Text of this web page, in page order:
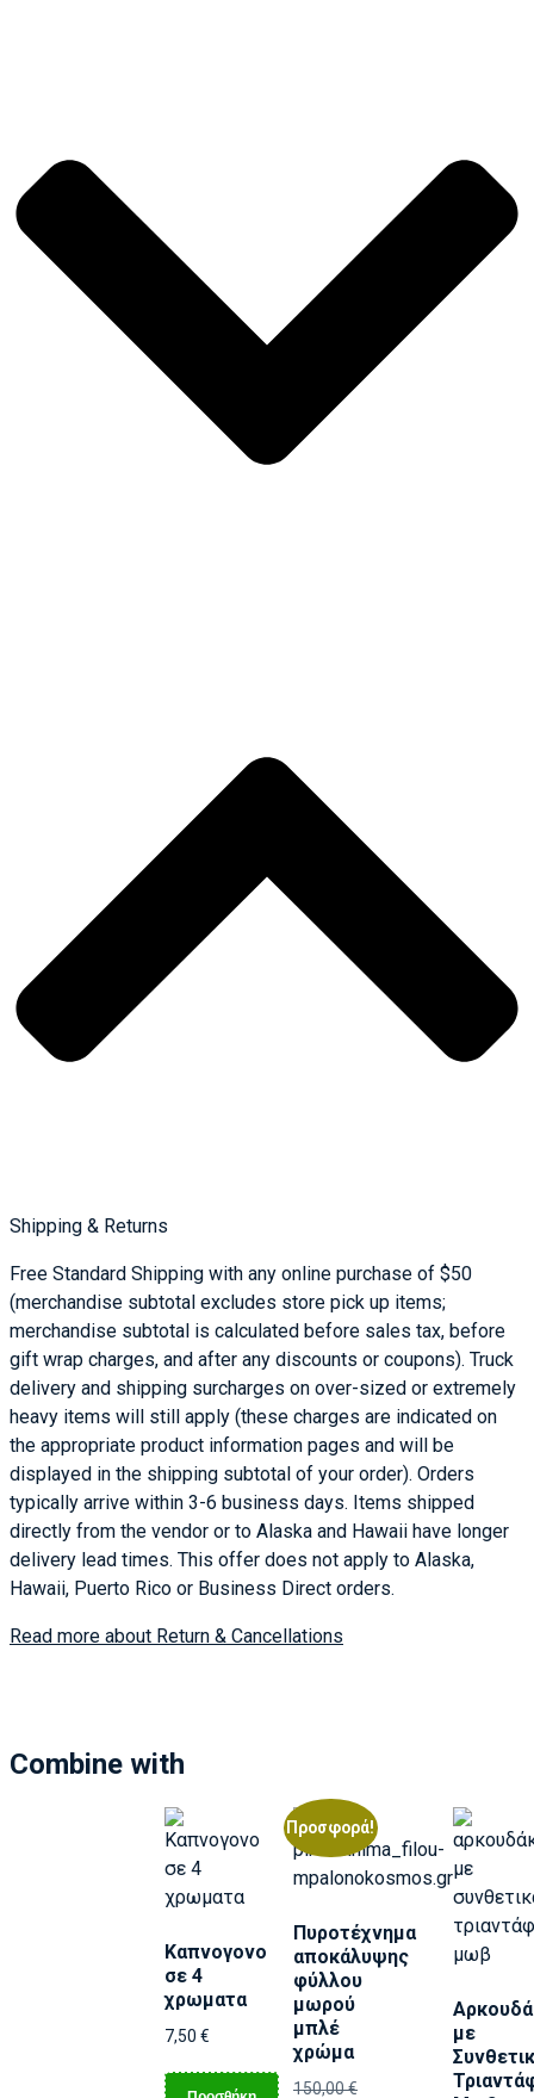
Shipping & Returns
Free Standard Shipping with any online purchase of $50
(merchandise subtotal excludes store pick up items;
merchandise subtotal is calculated before sales tax, before
gift wrap charges, and after any discounts or coupons). Truck
delivery and shipping surcharges on over-sized or extremely
heavy items will still apply (these charges are indicated on
the appropriate product information pages and will be
displayed in the shipping subtotal of your order). Orders
typically arrive within 3-6 business days. Items shipped
directly from the vendor or to Alaska and Hawaii have longer
delivery lead times. This offer does not apply to Alaska,
Hawaii, Puerto Rico or Business Direct orders.
Read more about Return & Cancellations
Combine with
Καπνογονο
σε 4
χρωματα
7,50 €
Προσφορά!
Πυροτέχνημα
αποκάλυψης
φύλλου
μωρού
μπλέ
χρώμα
150,00€
με